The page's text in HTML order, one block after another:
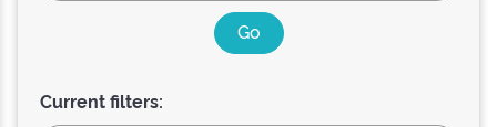
Current filters: